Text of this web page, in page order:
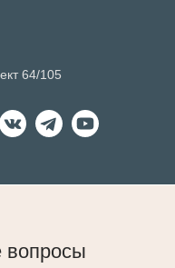
64/105
вопросы